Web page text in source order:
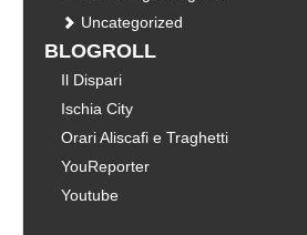
Uncategorized
BLOGROLL
Il Dispari
Ischia City
Orari Aliscafi e Traghetti
YouReporter
Youtube